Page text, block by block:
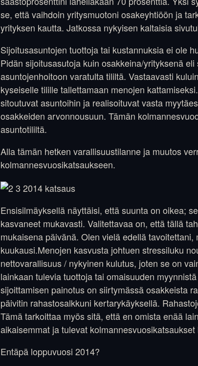
se, että vaihdoin yritysmuotoni osakeyhtiöön ja
yrityksen kautta. Jatkossa nykyisen kaltaisia
Sijoitusasuntojen tuottoja tai kustannuksia ei ole
Pidän sijoitusasutoja kuin osakkeina/yrityksenä
asuntojenhoitoon varatulta tililtä. Vastaavasti
kyseiselle tilille tallettamaan menojen
sitoutuvat asuntoihin ja realisoituvat vasta
osakkeiden arvonnousuun. Tämän
asuntotililtä.
Alla tämän hetken varallisuustilanne ja muutos
kolmannesvuosikatsaukseen.
Ensisilmäyksellä näyttäisi, että suunta on oikea;
kasvaneet mukavasti. Valitettavaa on, että tällä
mukaisena päivänä. Olen vielä edellä
kuukausi.Menojen kasvusta johtuen stressiluku
nettovarallisuus / nykyinen kulutus, joten se on
lainkaan tulevia tuottoja tai omaisuuden
sijoittamisen painotus on siirtymässä osakkeista
päivitin rahastosalkkuni kertarykäyksellä.
Tämä tarkoittaa myös sitä, että en omista enää
aikaisemmat ja tulevat
Entäpä loppuvuosi 2014?